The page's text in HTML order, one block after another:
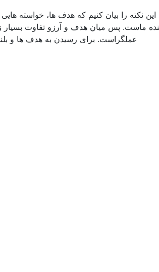
این نکته را بیان کنیم که هدف ها،
ماست. پس میان هدف و آرزو تفاوت بسیار
عملگراست. برای رسیدن به هدف ها و